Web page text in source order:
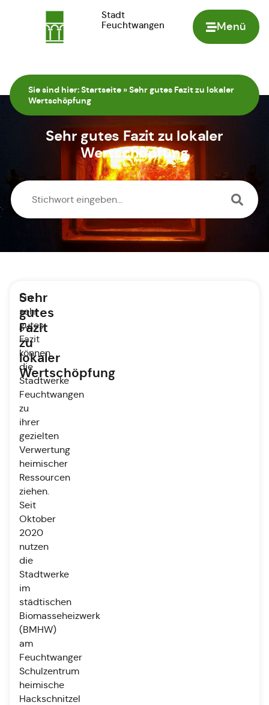
Menü
Stadt
Feuchtwangen
Sie sind hier:Startseite »Sehr gutes Fazit zu lokaler
Wertschöpfung
Sehr gutes Fazit zu lokaler
Wertschöpfung
Sehr
gutes
Fazit
zu
lokaler
Wertschöpfung
Ein
sehr
gutes
Fazit
können
die
Stadtwerke
Feuchtwangen
zu
ihrer
gezielten
Verwertung
heimischer
Ressourcen
ziehen.
Seit
Oktober
2020
nutzen
die
Stadtwerke
im
städtischen
Biomasseheizwerk
(BMHW)
am
Feuchtwanger
Schulzentrum
heimische
Hackschnitzel